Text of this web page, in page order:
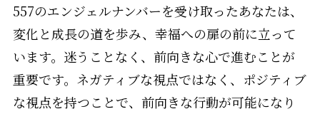
557のエンジェルナンバーを受け取ったあなたは、
変化と成長の道を歩み、幸福への扉の前に立って
います。迷うことなく、前向きな心で進むことが
重要です。ネガティブな視点ではなく、ポジティブ
な視点を持つことで、前向きな行動が可能になり